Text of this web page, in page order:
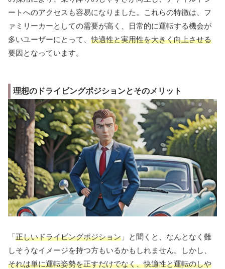
ートへのアクセスも容易になりました。これらの特徴は、フ
ァミリーカーとしての需要が高く、日常的に運転する機会が
多いユーザーにとって、快適性と実用性を大きく向上させる
要因となっています。
理想のドライビングポジションとそのメリット
「正しいドライビングポジション 」と聞くと、なんとなく難
しそうなイメージを持つ方もいるかもしれません。しかし、
それは単に運転姿勢を正すだけでなく、快適性と運転のしや